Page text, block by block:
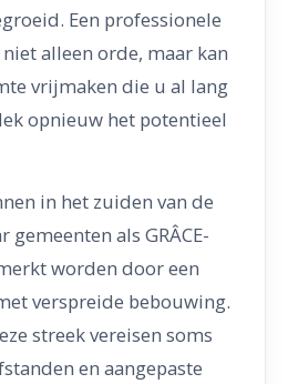
Een professionele
alleen orde, maar kan
vrijmaken die u al lang
opnieuw het potentieel
in het zuiden van de
als GRÂCE-
worden door een
verspreide bebouwing.
streek vereisen soms
en aangepaste